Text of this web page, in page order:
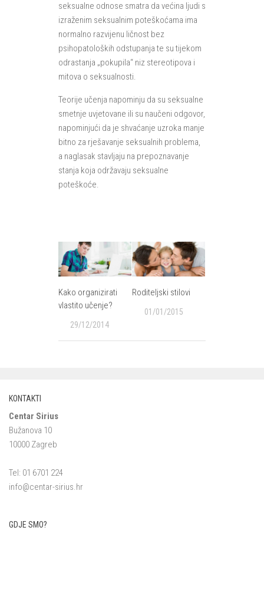
seksualne odnose smatra da većina ljudi s
izraženim seksualnim poteškoćama ima
normalno razvijenu ličnost bez
psihopatoloških odstupanja te su tijekom
odrastanja „pokupila“ niz stereotipova i
mitova o seksualnosti.
Teorije učenja napominju da su seksualne
smetnje uvjetovane ili su naučeni odgovor,
napominjući da je shvaćanje uzroka manje
bitno za rješavanje seksualnih problema,
a naglasak stavljaju na prepoznavanje
stanja koja održavaju seksualne
poteškoće.
Kako organizirati
vlastito učenje?
29/12/2014
Roditeljski stilovi
01/01/2015
KONTAKTI
Centar Sirius
Bužanova 10
10000 Zagreb
Tel: 01 6701 224
info@centar-sirius.hr
GDJE SMO?